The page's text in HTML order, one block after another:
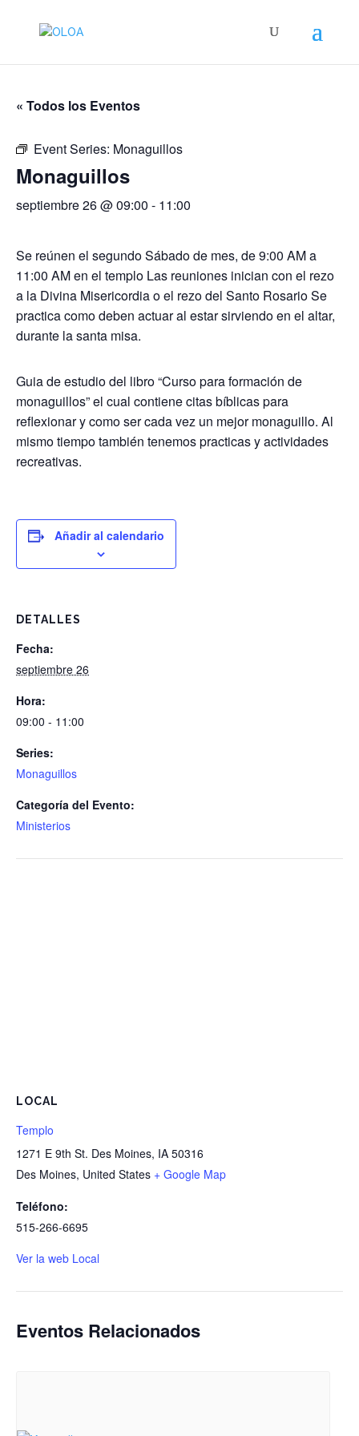
« Todos los Eventos
Event Series: Monaguillos
Monaguillos
septiembre 26 @ 09:00 - 11:00
Se reúnen el segundo Sábado de mes, de 9:00 AM a
11:00 AM en el templo Las reuniones inician con el rezo
a la Divina Misericordia o el rezo del Santo Rosario Se
practica como deben actuar al estar sirviendo en el altar,
durante la santa misa.
Guia de estudio del libro “Curso para formación de
monaguillos” el cual contiene citas bíblicas para
reflexionar y como ser cada vez un mejor monaguillo. Al
mismo tiempo también tenemos practicas y actividades
recreativas.
Añadir al calendario
DETALLES
Fecha:
septiembre 26
Hora:
09:00 - 11:00
Series:
Monaguillos
Categoría del Evento:
Ministerios
LOCAL
Templo
1271 E 9th St. Des Moines, IA 50316
Des Moines, United States + Google Map
Teléfono:
515-266-6695
Ver la web Local
Eventos Relacionados